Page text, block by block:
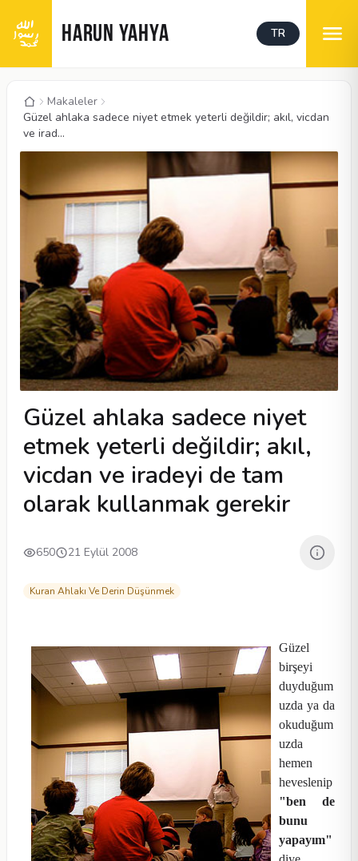
HARUN YAHYA TR
Makaleler
Güzel ahlaka sadece niyet etmek yeterli değildir; akıl, vicdan
ve irad...
Güzel ahlaka sadece niyet
etmek yeterli değildir; akıl,
vicdan ve iradeyi de tam
olarak kullanmak gerekir
650 21 Eylül 2008
Kuran Ahlakı Ve Derin Düşünmek
Güzel
birşeyi
duyduğum
uzda ya da
okuduğum
uzda
hemen
heveslenip
"ben de
bunu
yapayım"